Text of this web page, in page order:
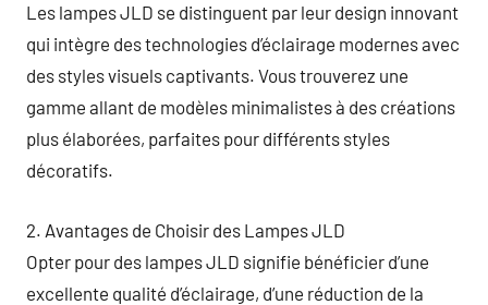
Les lampes JLD se distinguent par leur design innovant
qui intègre des technologies d’éclairage modernes avec
des styles visuels captivants. Vous trouverez une
gamme allant de modèles minimalistes à des créations
plus élaborées, parfaites pour différents styles
décoratifs.
2. Avantages de Choisir des Lampes JLD
Opter pour des lampes JLD signifie bénéficier d’une
excellente qualité d’éclairage, d’une réduction de la